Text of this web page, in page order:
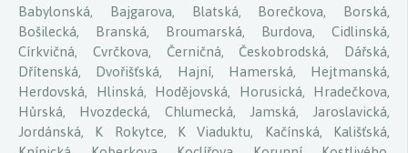
Babylonská, Bajgarova, Blatská, Borečkova, Borská,
Bošilecká, Branská, Broumarská, Burdova, Cidlinská,
Církvičná, Cvrčkova, Černičná, Českobrodská, Dářská,
Dřítenská, Dvořišťská, Hajní, Hamerská, Hejtmanská,
Herdovská, Hlinská, Hodějovská, Horusická, Hradečkova,
Hůrská, Hvozdecká, Chlumecká, Jamská, Jaroslavická,
Jordánská, K Rokytce, K Viaduktu, Kačínská, Kališťská,